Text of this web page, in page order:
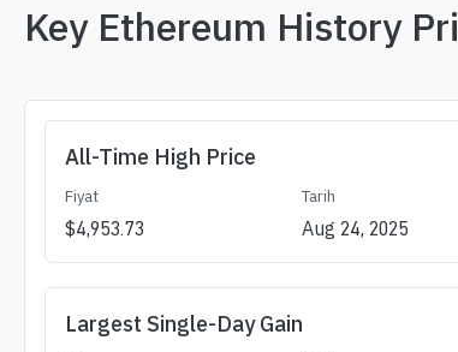
Key Ethereum History
All-Time High Price
Fiyat
$4,953.73
Tarih
Aug 24, 2025
Largest Single-Day Gain